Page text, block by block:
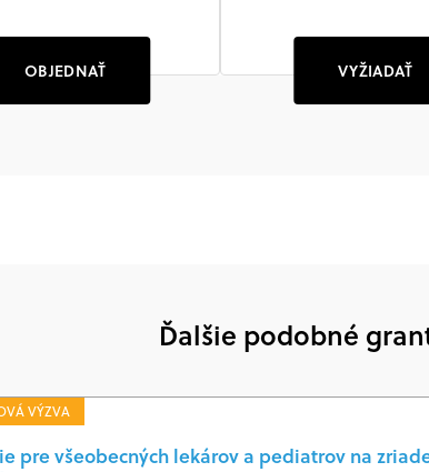
OBJEDNAŤ VYŽIADAŤ
Ďalšie podobné
VÝZVA
pre všeobecných lekárov a pediatrov na